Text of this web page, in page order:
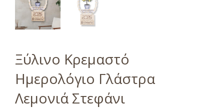
Ξύλινο Κρεμαστό
Ημερολόγιο Γλάστρα
Λεμονιά Στεφάνι